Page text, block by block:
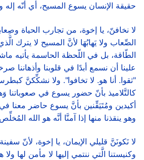
حقيقة الإنسان يسوع المسيح، أي أنّه إله
لا نخافنّ، يا إخوة، من تجارب الحياة
الصِّعاب ولا يَهابُهَا لأنَّ المسيح لا يترك
الطّاقة، بل في اللّحظة الحاسمة يأتيه
علينا أن نسمع أبدًا في قلوبنا وأذهاننا
"ثقوا. أنا هو. لا تخافوا". ولا نشكِّكنَّ
كالتَّلاميذ بأنّ حضور يسوع في صعوباتنا
أكيدين ومُتَيَقِّنين بأنَّ يسوع حاضر معنا
وهو ينقذنا منها إذا آمنَّا أنَّه هو الله
لا نَكونَنَّ قليلي الإيمان، يا إخوة، لأنّ
وكنيستنا الَّتي ننتمي إليها لا مأمن لها